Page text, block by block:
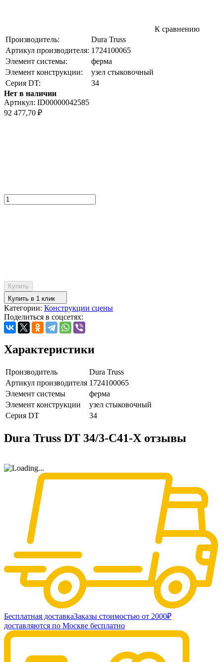
К сравнению
Производитель:
Dura Truss
Артикул производителя: 1724100065
Элемент системы:
ферма
Элемент конструкции:
узел стыковочный
Серия DT:
34
Нет в наличии
Артикул: ID00000042585
92 477,70 ₽
Купить
Купить в 1 клик
Категории: Конструкции сцены
Поделиться в соцсетях:
Характеристики
Производитель
Dura Truss
Артикул производителя 1724100065
Элемент системы
ферма
Элемент конструкции
узел стыковочный
Серия DT
34
Dura Truss DT 34/3-C41-X отзывы
Бесплатная доставкаЗаказы стоимостью от 2000₽
доставляются по Москве бесплатно